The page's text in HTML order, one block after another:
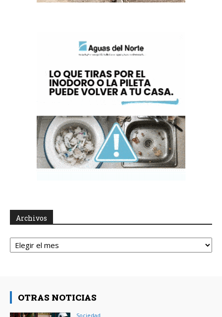
Archivos
Archivos
OTRAS NOTICIAS
Sociedad